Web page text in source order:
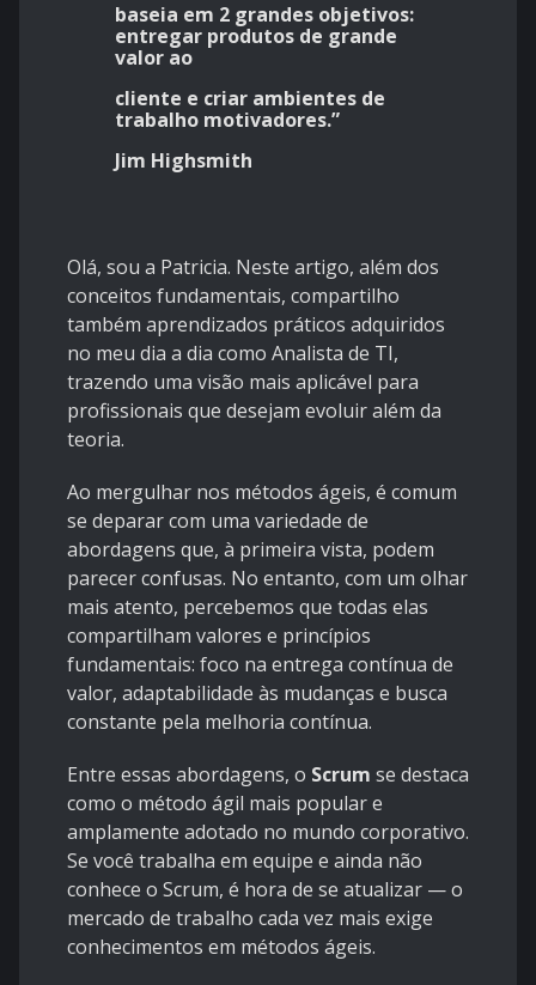
baseia em 2 grandes objetivos:
entregar produtos de grande
valor ao
cliente e criar ambientes de
trabalho motivadores.”
Jim Highsmith
Olá, sou a Patricia. Neste artigo, além dos
conceitos fundamentais, compartilho
também aprendizados práticos adquiridos
no meu dia a dia como Analista de TI,
trazendo uma visão mais aplicável para
profissionais que desejam evoluir além da
teoria.
Ao mergulhar nos métodos ágeis, é comum
se deparar com uma variedade de
abordagens que, à primeira vista, podem
parecer confusas. No entanto, com um olhar
mais atento, percebemos que todas elas
compartilham valores e princípios
fundamentais: foco na entrega contínua de
valor, adaptabilidade às mudanças e busca
constante pela melhoria contínua.
Entre essas abordagens, o Scrum se destaca
como o método ágil mais popular e
amplamente adotado no mundo corporativo.
Se você trabalha em equipe e ainda não
conhece o Scrum, é hora de se atualizar — o
mercado de trabalho cada vez mais exige
conhecimentos em métodos ágeis.